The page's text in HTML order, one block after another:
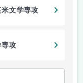
文学専攻
専攻